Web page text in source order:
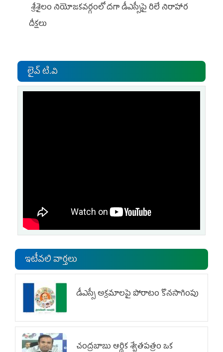
శ్రీశైలం నియోజకవర్గంలో దగా డీఎస్సీపై రిలే నిరాహార
దీక్షలు
లైవ్ టి.వి
ఇటీవలి వార్తలు
డీఎస్సీ అక్రమాలపై పోరాటం కొనసాగింపు
చంద్రబాబు ఆర్థిక శ్వేతపత్రం ఒక